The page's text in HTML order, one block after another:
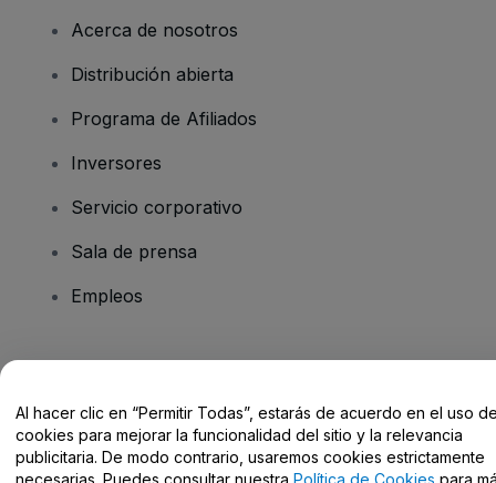
Acerca de nosotros
Distribución abierta
Programa de Afiliados
Inversores
Servicio corporativo
Sala de prensa
Empleos
Centro de Ayuda / Contacto
Al hacer clic en “Permitir Todas”, estarás de acuerdo en el uso
cookies para mejorar la funcionalidad del sitio y la relevancia
publicitaria. De modo contrario, usaremos cookies estrictamente
necesarias. Puedes consultar nuestra Política de Cookies para